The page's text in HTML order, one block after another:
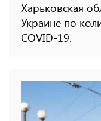
Харьковская
Украине по
COVID-19.